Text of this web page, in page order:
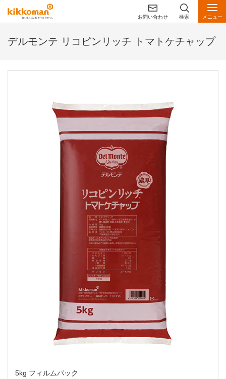
お問い合わせ 検索 メニュー
デルモンテ リコピンリッチ トマトケチャップ
5kg フィルムパック